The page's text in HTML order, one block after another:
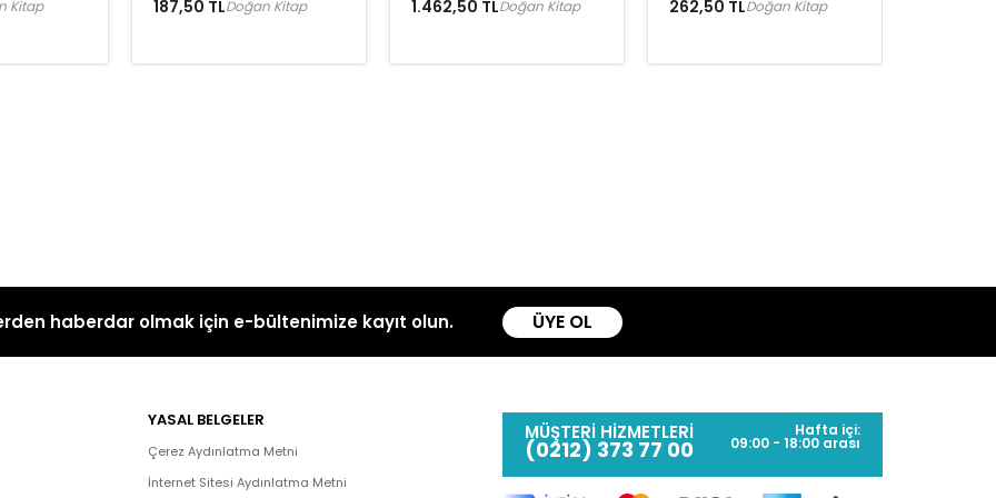
Kitap 187,50 TLDoğan Kitap 1.462,50 TLDoğan Kitap 262,50 TLDoğan Kitap
haberdar olmak için e-bültenimize kayıt olun. ÜYE OL
YASAL BELGELER
Çerez Aydınlatma Metni
İnternet Sitesi Aydınlatma Metni
MÜŞTERİ HİZMETLERİ
(0212) 373 77 00
Hafta içi:
09:00 - 18:00 arası